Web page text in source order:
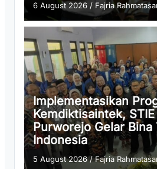
6 August 2026 / Fajria
Implementasikan
Kemdiktisaintek,
Purworejo Gelar Bina
Indonesia
5 August 2026/Fajria